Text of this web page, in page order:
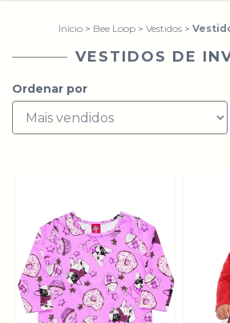
Início > Bee Loop > Vestidos >
VESTIDOS DE
Ordenar por